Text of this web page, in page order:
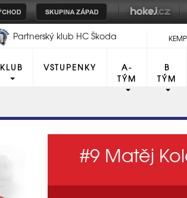
Partnerský klub HC Škoda
KLUB VSTUPENKY
A-
TÝM
B
TÝM
#9 Matěj